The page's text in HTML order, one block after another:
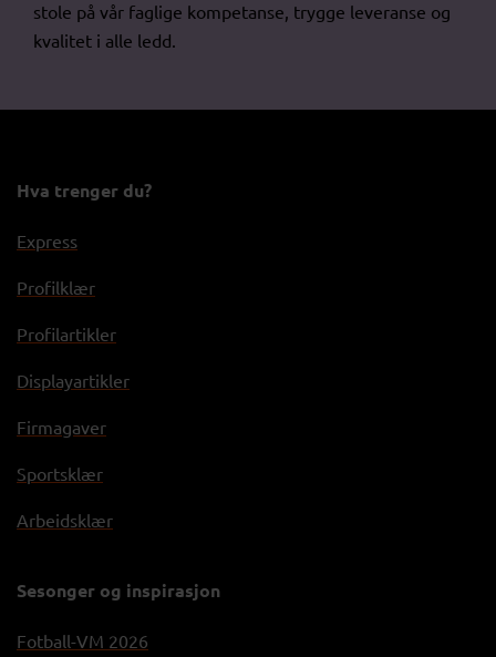
stole på vår faglige kompetanse, trygge leveranse og
kvalitet i alle ledd.
Hva trenger du?
Express
Profilklær
Profilartikler
Displayartikler
Firmagaver
Sportsklær
Arbeidsklær
Sesonger og inspirasjon
Fotball-VM 2026